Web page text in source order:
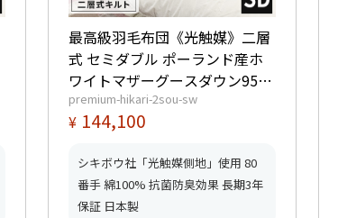
最高級羽毛布団《光触媒》二層
式 セミダブル ポーランド産ホ
ワイトマザーグースダウン95%
(440dp以上) 羽毛量1.6kg 【6つ
星プレミアムゴールド取得】
premium-hikari-2sou-sw
¥ 144,100
シキボウ社「光触媒側地」使用 80
番手 綿100% 抗菌防臭効果 長期3年
保証 日本製